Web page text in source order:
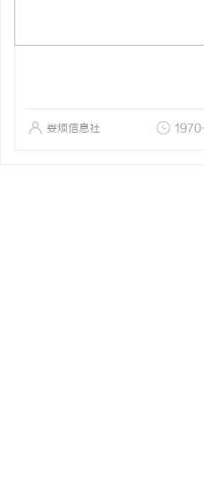
娄烦信息社